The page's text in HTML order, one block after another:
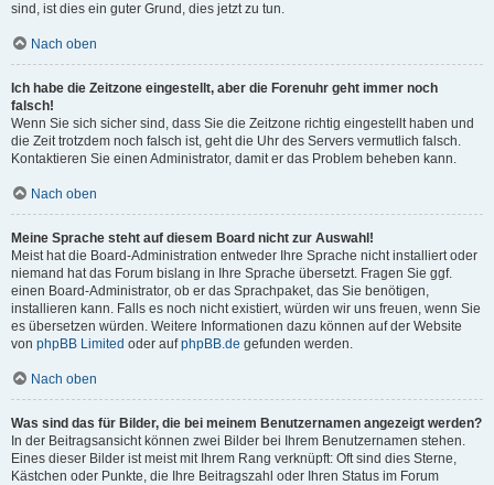
sind, ist dies ein guter Grund, dies jetzt zu tun.
Nach oben
Ich habe die Zeitzone eingestellt, aber die Forenuhr geht immer noch
falsch!
Wenn Sie sich sicher sind, dass Sie die Zeitzone richtig eingestellt haben und
die Zeit trotzdem noch falsch ist, geht die Uhr des Servers vermutlich falsch.
Kontaktieren Sie einen Administrator, damit er das Problem beheben kann.
Nach oben
Meine Sprache steht auf diesem Board nicht zur Auswahl!
Meist hat die Board-Administration entweder Ihre Sprache nicht installiert oder
niemand hat das Forum bislang in Ihre Sprache übersetzt. Fragen Sie ggf.
einen Board-Administrator, ob er das Sprachpaket, das Sie benötigen,
installieren kann. Falls es noch nicht existiert, würden wir uns freuen, wenn Sie
es übersetzen würden. Weitere Informationen dazu können auf der Website
von phpBB Limited oder aufphpBB.de gefunden werden.
Nach oben
Was sind das für Bilder, die bei meinem Benutzernamen angezeigt werden?
In der Beitragsansicht können zwei Bilder bei Ihrem Benutzernamen stehen.
Eines dieser Bilder ist meist mit Ihrem Rang verknüpft: Oft sind dies Sterne,
Kästchen oder Punkte, die Ihre Beitragszahl oder Ihren Status im Forum